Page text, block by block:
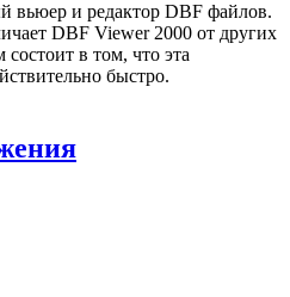
вьюер и редактор DBF файлов.
DBF Viewer 2000 от других
в том, что эта
быстро.